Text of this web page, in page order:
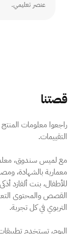
عنصر تعليمي.
قصتنا
راجعوا معلومات المنتج
التقييمات.
مع لميس سندوق،
معمارية بالشهادة،
للأطفال، بنت ألفازد
القصص والمحتوى
التربوي في كل تجربة.